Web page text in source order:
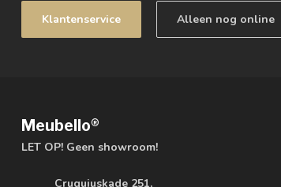
Klantenservice Alleen nog online
Meubello®
LET OP! Geen showroom!
Cruquiuskade 251,